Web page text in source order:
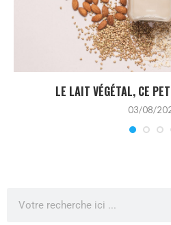
LE LAIT VÉGÉTAL, CE
03/08/